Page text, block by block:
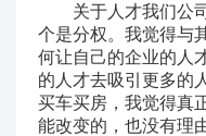
关于人才我们公
个是分权。我觉得与
何让自己的企业的人
的人才去吸引更多的
买车买房，我觉得真
能改变的，也没有理